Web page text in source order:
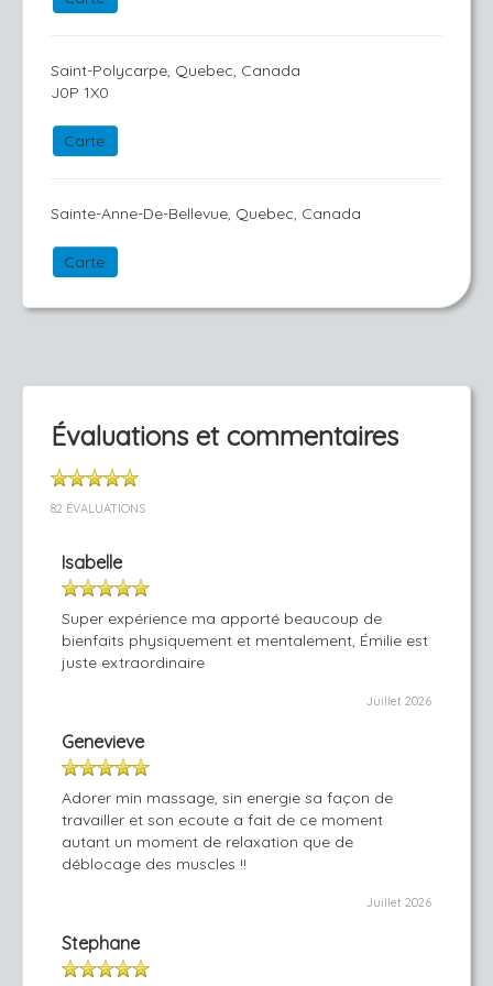
Saint-Polycarpe, Quebec, Canada
J0P 1X0
Carte
Sainte-Anne-De-Bellevue, Quebec, Canada
Carte
Évaluations et commentaires
82 ÉVALUATIONS
Isabelle
Super expérience ma apporté beaucoup de
bienfaits physiquement et mentalement, Émilie est
juste extraordinaire
Juillet 2026
Genevieve
Adorer min massage, sin energie sa façon de
travailler et son ecoute a fait de ce moment
autant un moment de relaxation que de
déblocage des muscles !!
Juillet 2026
Stephane